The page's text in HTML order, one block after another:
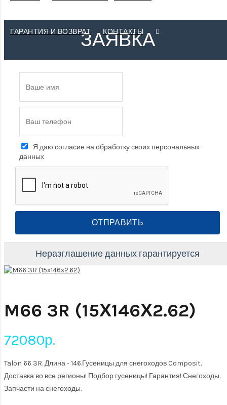
ГАРАНТИЯ И ВОЗВРАТ КОНТАКТЫ
ЗАЯВКА
Я даю согласие на обработку своих персональных
данных
ОТПРАВИТЬ
Неразглашение данных гарантируется
M66 3R (15Х146Х2.62)
72080р.
Talon 66 3R. Длина - 146.Гусеницы для снегоходов Composit.
Доставка во все регионы! Подбор гусеницы! Гарантия! Снегоходы.
Запчасти на снегоходы.